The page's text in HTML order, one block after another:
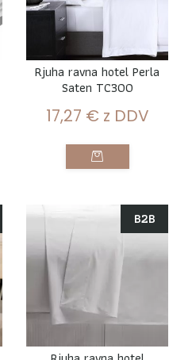
Rjuha ravna hotel Perla
Saten TC300
17,27 € z DDV
B2B